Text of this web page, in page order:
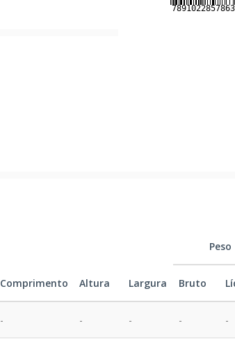
Comprimento Altura Largura
Peso
Bruto
- - - - -